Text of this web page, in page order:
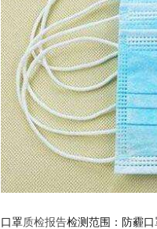
口罩质检报告检测范围：防霾